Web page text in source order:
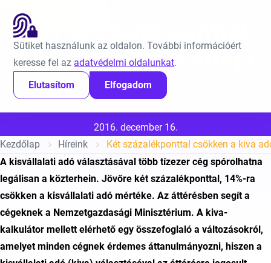
Sütiket használunk az oldalon. További információért
keresse fel az adatvédelmi oldalunkat.
Elutasítom
Elfogadom
Ugrás a tartalomra
Két százalékponttal
csökken a kiva adója
jövőre
Közzétéve:
2016. december 16.
Kezdőlap
Híreink
Két százalékponttal csökken a kiva
A kisvállalati adó választásával több tízezer cég spórolhatna
legálisan a közterhein. Jövőre két százalékponttal, 14%-ra
csökken a kisvállalati adó mértéke. Az áttérésben segít a
cégeknek a Nemzetgazdasági Minisztérium. A kiva-
kalkulátor mellett elérhető egy összefoglaló a változásokról,
amelyet minden cégnek érdemes áttanulmányozni, hiszen a